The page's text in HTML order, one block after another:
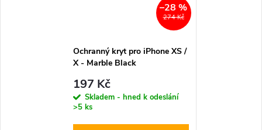
274 Kč
–28 %
Ochranný kryt pro iPhone XS /
X - Marble Black
197 Kč
Skladem - hned k odeslání
>5 ks